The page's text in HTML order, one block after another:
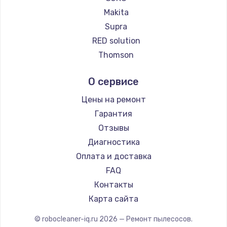
Ремонт пылесосов Honor
Ремонт пылесосов Qyron
Ремонт пылесосов Doffler
Ремонт пылесосов Hisense
Ремонт пылесосов Elitech
Ремонт пылесосов STIHL
Ремонт пылесосов Kirby
Makita
Supra
RED solution
Thomson
lydsto
Atvel
Tineco
Tuvio
DEXP
Haier
Pioneer
Electrolux
Grundig
О сервисе
Цены на ремонт
Гарантия
Отзывы
Диагностика
Оплата и доставка
FAQ
Контакты
Карта сайта
© robocleaner-iq.ru 2026 — Ремонт пылесосов.